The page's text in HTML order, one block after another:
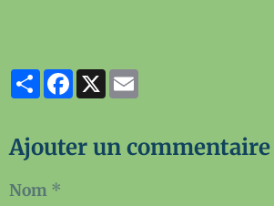
PartagerFacebook
X
Ajouter un commentaire
Nom